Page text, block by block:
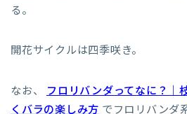
る。
開花サイクルは四季咲き。
なお、 フロリバンダってなに？｜
くバラの楽しみ方 でフロリバンダ